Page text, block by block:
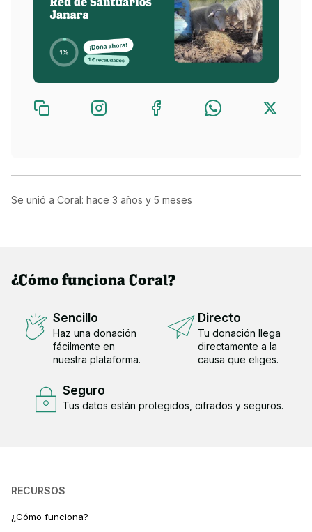
Se unió a Coral: hace 3 años y 5 meses
¿Cómo funciona Coral?
Sencillo
Haz una donación
fácilmente en
nuestra plataforma.
Directo
Tu donación llega
directamente a la
causa que eliges.
Seguro
Tus datos están protegidos, cifrados y seguros.
RECURSOS
¿Cómo funciona?